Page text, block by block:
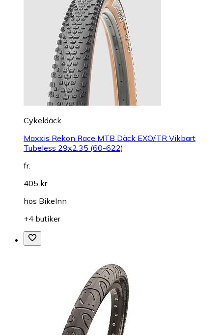
Cykeldäck
Maxxis Rekon Race MTB Däck EXO/TR Vikbart
Tubeless 29x2.35 (60-622)
fr.
405 kr
hos BikeInn
+4 butiker